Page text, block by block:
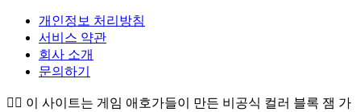
개인정보 처리방침
서비스 약관
회사 소개
문의하기
👉🏻 이 사이트는 게임 애호가들이 만든 비공식 컬러 블록 잼 가